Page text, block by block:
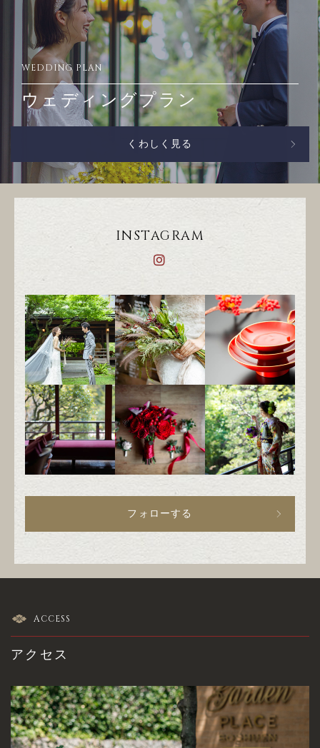
WEDDING PLAN
ウェディングプラン
くわしく見る
INSTAGRAM
フォローする
ACCESS
アクセス